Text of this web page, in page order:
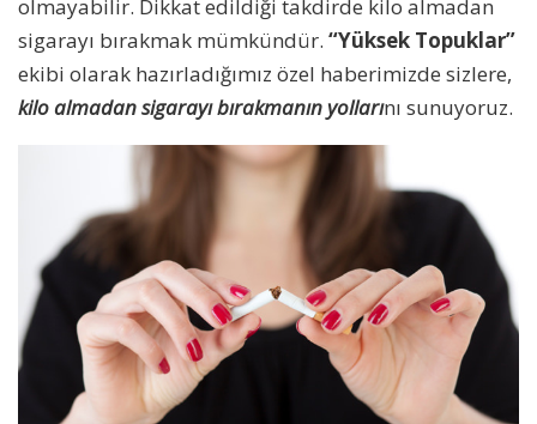
olmayabilir. Dikkat edildiği takdirde kilo almadan
sigarayı bırakmak mümkündür. “Yüksek Topuklar”
ekibi olarak hazırladığımız özel haberimizde sizlere,
kilo almadan sigarayı bırakmanın yollarını sunuyoruz.